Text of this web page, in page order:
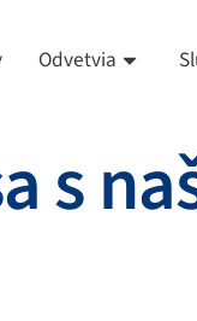
Odvetvia
s